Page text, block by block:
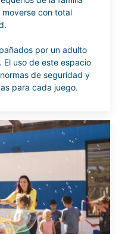
con total
por un adulto
uso de este espacio
de seguridad y
para cada juego.